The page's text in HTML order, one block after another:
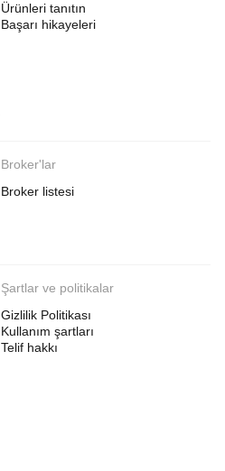
Ürünleri tanıtın
Başarı hikayeleri
Broker'lar
Broker listesi
Şartlar ve politikalar
Gizlilik Politikası
Kullanım şartları
Telif hakkı